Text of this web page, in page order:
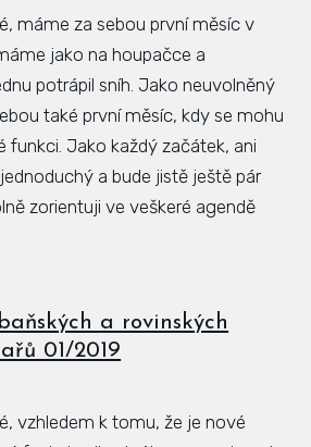
máme za sebou první měsíc v
jako na houpačce a
potrápil sníh. Jako neuvolněný
také první měsíc, kdy se mohu
funkci. Jako každý začátek, ani
a bude jistě ještě pár
zorientuji ve veškeré agendě
a rovinských
01/2019
vzhledem k tomu, že je nové